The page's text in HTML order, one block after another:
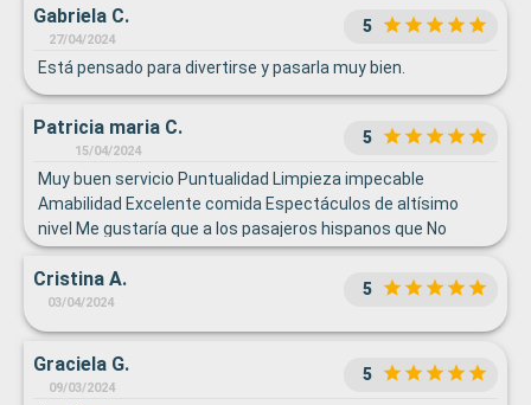
Gabriela C.
27/04/2024
5
Está pensado para divertirse y pasarla muy bien.
Patricia maria C.
15/04/2024
5
Muy buen servicio Puntualidad Limpieza impecable
Amabilidad Excelente comida Espectáculos de altísimo
nivel Me gustaría que a los pasajeros hispanos que No
hablamos inglés nos explicarán mejor las actividades para
poder participar
Cristina A.
03/04/2024
5
Graciela G.
09/03/2024
5